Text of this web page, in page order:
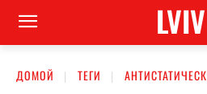
LVIV
ДОМОЙ ТЕГИ